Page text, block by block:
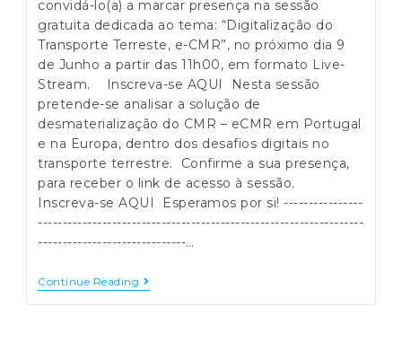
convidá-lo(a) a marcar presença na sessão
gratuita dedicada ao tema: “Digitalização do
Transporte Terreste, e-CMR”, no próximo dia 9
de Junho a partir das 11h00, em formato Live-
Stream. Inscreva-se AQUI Nesta sessão
pretende-se analisar a solução de
desmaterialização do CMR – eCMR em Portugal
e na Europa, dentro dos desafios digitais no
transporte terrestre. Confirme a sua presença,
para receber o link de acesso à sessão.
Inscreva-se AQUI Esperamos por si! ----------------
------------------------------------------------------------------
------------------------------…
Continue Reading MAEIL
–